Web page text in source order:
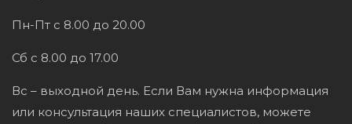
Пн-Пт с 8.00 до 20.00
Сб с 8.00 до 17.00
Вс – выходной день. Если Вам нужна информация
или консультация наших специалистов, можете